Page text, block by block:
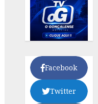
Facebook
Twitter